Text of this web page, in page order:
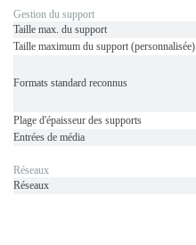
Gestion du support
Taille max. du support
Taille maximum du support (personnalisée)
Formats standard reconnus
Plage d'épaisseur des supports
Entrées de média
Réseaux
Réseaux